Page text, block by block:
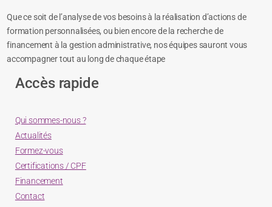
Que ce soit de l’analyse de vos besoins à la réalisation d’actions de
formation personnalisées, ou bien encore de la recherche de
financement à la gestion administrative, nos équipes sauront vous
accompagner tout au long de chaque étape
Accès rapide
Qui sommes-nous ?
Actualités
Formez-vous
Certifications / CPF
Financement
Contact